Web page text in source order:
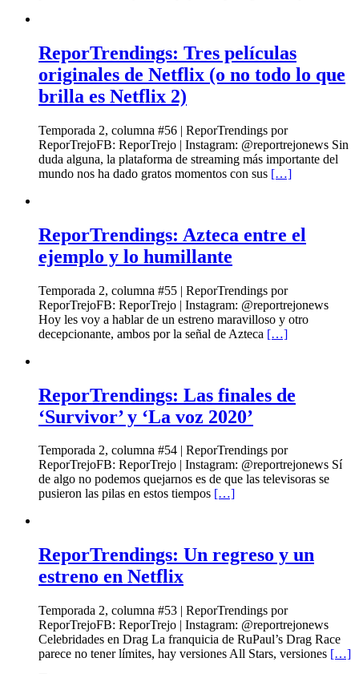
ReporTrendings: Tres películas
originales de Netflix (o no todo lo que
brilla es Netflix 2)
Temporada 2, columna #56 | ReporTrendings por
ReporTrejoFB: ReporTrejo | Instagram: @reportrejonews Sin
duda alguna, la plataforma de streaming más importante del
mundo nos ha dado gratos momentos con sus […]
ReporTrendings: Azteca entre el
ejemplo y lo humillante
Temporada 2, columna #55 | ReporTrendings por
ReporTrejoFB: ReporTrejo | Instagram: @reportrejonews
Hoy les voy a hablar de un estreno maravilloso y otro
decepcionante, ambos por la señal de Azteca […]
ReporTrendings: Las finales de
‘Survivor’ y ‘La voz 2020’
Temporada 2, columna #54 | ReporTrendings por
ReporTrejoFB: ReporTrejo | Instagram: @reportrejonews Sí
de algo no podemos quejarnos es de que las televisoras se
pusieron las pilas en estos tiempos […]
ReporTrendings: Un regreso y un
estreno en Netflix
Temporada 2, columna #53 | ReporTrendings por
ReporTrejoFB: ReporTrejo | Instagram: @reportrejonews
Celebridades en Drag La franquicia de RuPaul’s Drag Race
parece no tener límites, hay versiones All Stars, versiones […]